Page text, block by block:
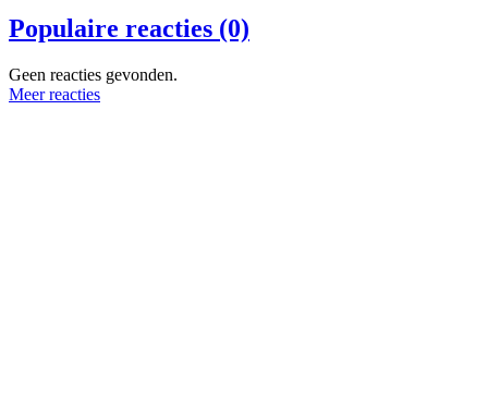
Populaire reacties (0)
Geen reacties gevonden.
Meer reacties